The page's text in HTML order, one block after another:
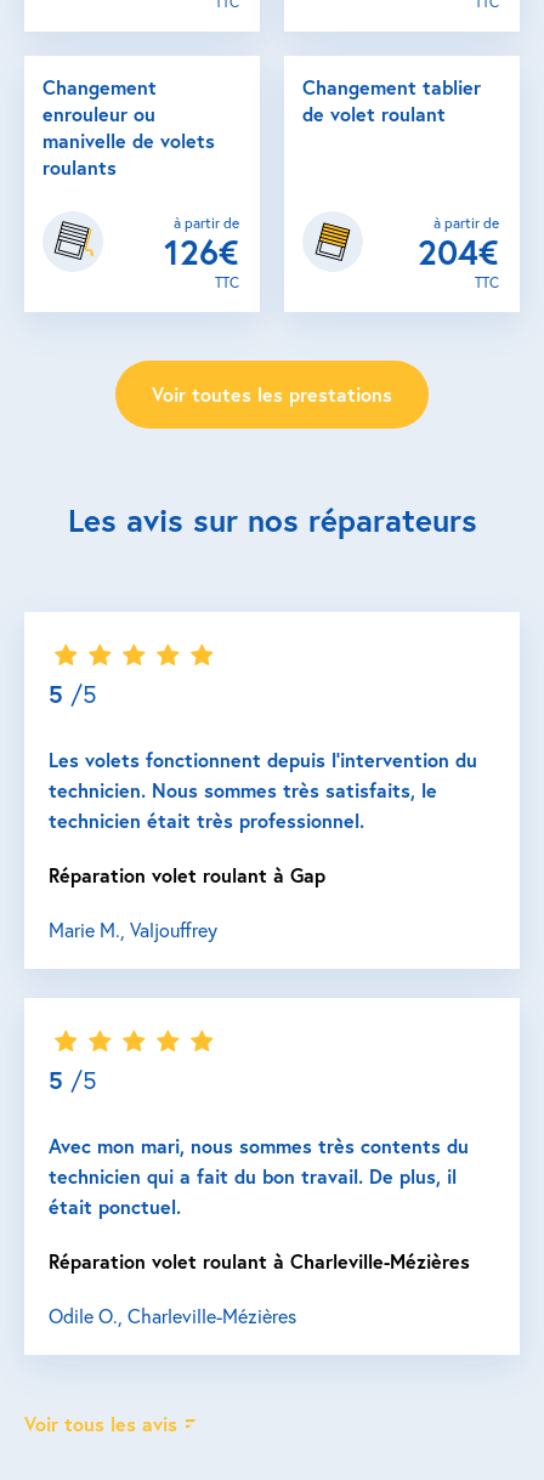
Changement
enrouleur ou
manivelle de volets
roulants
à partir de
126€
TTC
Changement tablier
de volet roulant
à partir de
204€
TTC
Voir toutes les prestations
Les avis sur nos réparateurs
5 /5
Les volets fonctionnent depuis l’intervention du
technicien. Nous sommes très satisfaits, le
technicien était très professionnel.
Réparation volet roulant à Gap
Marie M., Valjouffrey
5 /5
Avec mon mari, nous sommes très contents du
technicien qui a fait du bon travail. De plus, il
était ponctuel.
Réparation volet roulant à Charleville-Mézières
Odile O., Charleville-Mézières
Voir tous les avis